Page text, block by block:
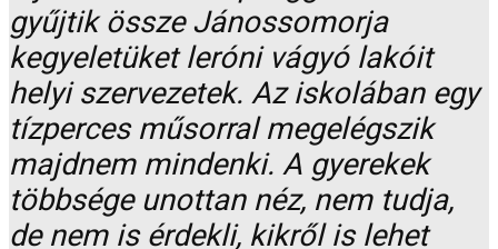
gyűjtik össze Jánossomorja
kegyeletüket leróni vágyó lakóit
helyi szervezetek. Az iskolában egy
tízperces műsorral megelégszik
majdnem mindenki. A gyerekek
többsége unottan néz, nem tudja,
de nem is érdekli, kikről is lehet